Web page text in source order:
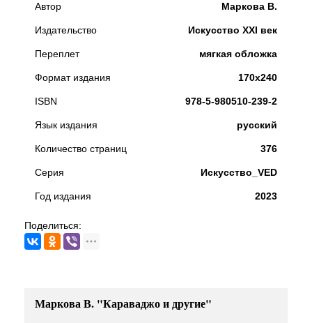
Автор Маркова В.
Издательство Искусство XXI век
Переплет мягкая обложка
Формат издания 170х240
ISBN 978-5-980510-239-2
Язык издания русский
Количество страниц 376
Серия Искусство_VED
Год издания 2023
Поделиться:
Маркова В. "Караваджо и другие"